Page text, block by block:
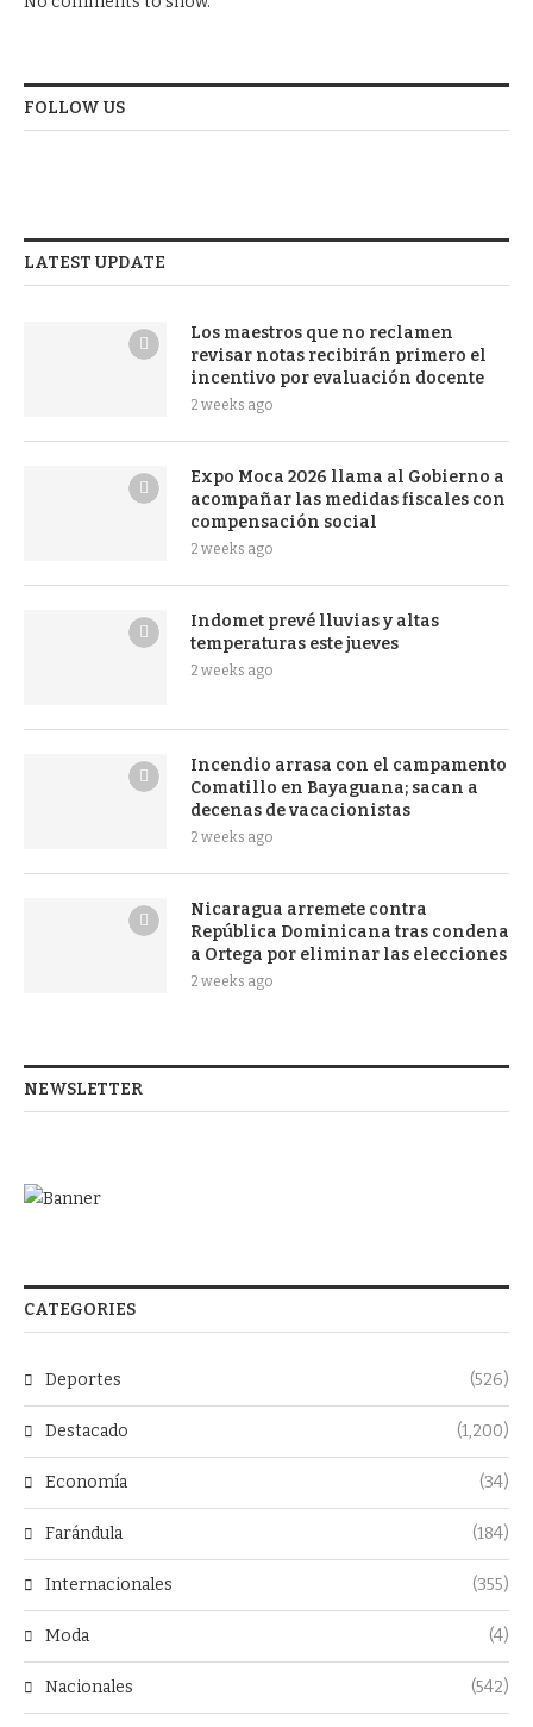
FOLLOW US
LATEST UPDATE
Los maestros que no reclamen
revisar notas recibirán primero el
incentivo por evaluación docente
2 weeks ago
Expo Moca 2026 llama al Gobierno a
acompañar las medidas fiscales con
compensación social
2 weeks ago
Indomet prevé lluvias y altas
temperaturas este jueves
2 weeks ago
Incendio arrasa con el campamento
Comatillo en Bayaguana; sacan a
decenas de vacacionistas
2 weeks ago
Nicaragua arremete contra
República Dominicana tras condena
a Ortega por eliminar las elecciones
2 weeks ago
NEWSLETTER
CATEGORIES
Deportes (526)
Destacado (1,200)
Economía (34)
Farándula (184)
Internacionales (355)
Moda (4)
Nacionales (542)